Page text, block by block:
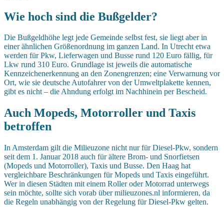
Wie hoch sind die Bußgelder?
Die Bußgeldhöhe legt jede Gemeinde selbst fest, sie liegt aber in
einer ähnlichen Größenordnung im ganzen Land. In Utrecht etwa
werden für Pkw, Lieferwagen und Busse rund 120 Euro fällig, für
Lkw rund 310 Euro. Grundlage ist jeweils die automatische
Kennzeichenerkennung an den Zonengrenzen; eine Verwarnung vor
Ort, wie sie deutsche Autofahrer von der Umweltplakette kennen,
gibt es nicht – die Ahndung erfolgt im Nachhinein per Bescheid.
Auch Mopeds, Motorroller und Taxis
betroffen
In Amsterdam gilt die Milieuzone nicht nur für Diesel-Pkw, sondern
seit dem 1. Januar 2018 auch für ältere Brom- und Snorfietsen
(Mopeds und Motorroller), Taxis und Busse. Den Haag hat
vergleichbare Beschränkungen für Mopeds und Taxis eingeführt.
Wer in diesen Städten mit einem Roller oder Motorrad unterwegs
sein möchte, sollte sich vorab über milieuzones.nl informieren, da
die Regeln unabhängig von der Regelung für Diesel-Pkw gelten.